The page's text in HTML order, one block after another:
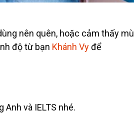
nên quên, hoặc cảm thấy mù
độ từ bạn Khánh Vyđể
và IELTS nhé.